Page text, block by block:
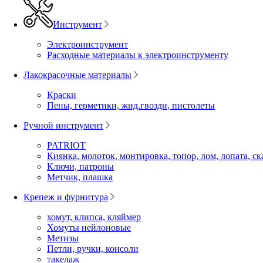
Инструмент
Электроинструмент
Расходные материалы к электроинструменту
Лакокрасочные материалы
Краски
Пены, герметики, жид.гвозди, пистолеты
Ручной инструмент
PATRIOT
Киянка, молоток, монтировка, топор, лом, лопата,
Ключи, патроны
Метчик, плашка
Крепеж и фурнитура
хомут, клипса, кляймер
Хомуты нейлоновые
Метизы
Петли, ручки, консоли
такелаж